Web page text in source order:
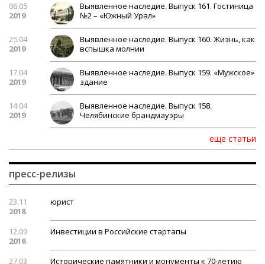
06.05
2019
Выявленное наследие. Выпуск 161. Гостиница
№2 – «Южный Урал»
25.04
2019
Выявленное наследие. Выпуск 160. Жизнь, как
вспышка молнии
17.04
2019
Выявленное наследие. Выпуск 159. «Мужское»
здание
14.04
2019
Выявленное наследие. Выпуск 158.
Челябинские брандмауэры
еще статьи
пресс-релизы
23.11
2018
юрист
12.09
2016
Инвестиции в Российские стартапы
27.03
Исторические памятники и монументы к 70-летию